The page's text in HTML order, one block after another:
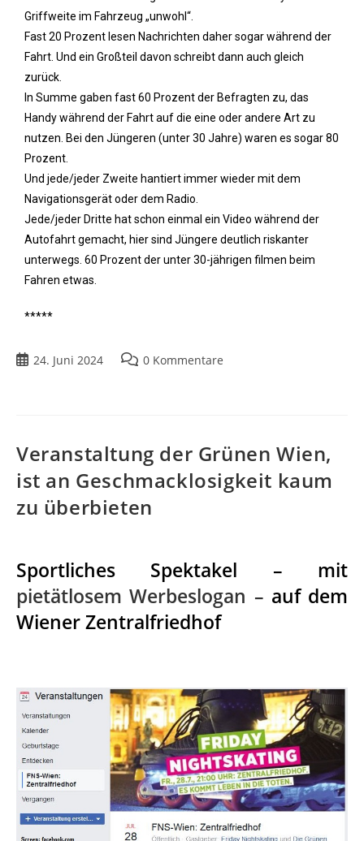
Griffweite im Fahrzeug „unwohl“.
Fast 20 Prozent lesen Nachrichten daher sogar während der
Fahrt. Und ein Großteil davon schreibt dann auch gleich
zurück.
In Summe gaben fast 60 Prozent der Befragten zu, das
Handy während der Fahrt auf die eine oder andere Art zu
nutzen. Bei den Jüngeren (unter 30 Jahre) waren es sogar 80
Prozent.
Und jede/jeder Zweite hantiert immer wieder mit dem
Navigationsgerät oder dem Radio.
Jede/jeder Dritte hat schon einmal ein Video während der
Autofahrt gemacht, hier sind Jüngere deutlich riskanter
unterwegs. 60 Prozent der unter 30-jährigen filmen beim
Fahren etwas.
*****
24. Juni 2024 0 Kommentare
Veranstaltung der Grünen Wien,
ist an Geschmacklosigkeit kaum
zu überbieten
Sportliches Spektakel – mit
pietätlosem Werbeslogan – auf dem
Wiener Zentralfriedhof